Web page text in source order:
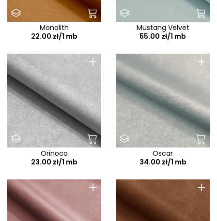
Monolith
22.00 zł/1 mb
Mustang Velvet
55.00 zł/1 mb
+
Orinoco
23.00 zł/1 mb
+
Oscar
34.00 zł/1 mb
+ +